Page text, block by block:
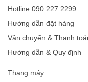
Hotline 090 227 2299
Hướng dẫn đặt hàng
Vận chuyển & Thanh
Hướng dẫn & Quy định
Thang máy